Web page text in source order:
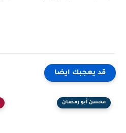
قد يعجبك ايضا
محسن أبو رمضان